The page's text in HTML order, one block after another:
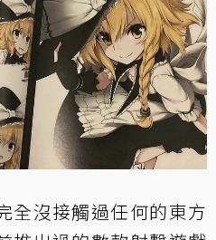
全沒接觸過任何的東方